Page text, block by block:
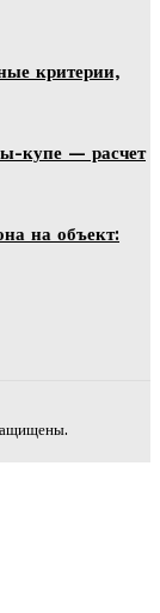
критерии,
купе — расчет
на объект: